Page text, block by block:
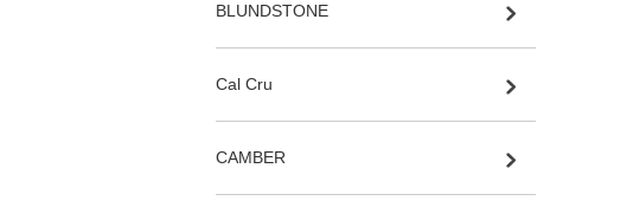
BLUNDSTONE
Cal Cru
CAMBER